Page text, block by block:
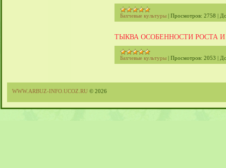
Бахчевые культуры | Просмотров: 2758 |
ТЫКВА ОСОБЕННОСТИ РОСТА И
Бахчевые культуры | Просмотров: 2053 |
WWW.ARBUZ-INFO.UCOZ.RU © 2026